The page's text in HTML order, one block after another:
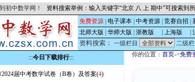
初中数学网！ 资料搜索举例：输入关键字“北京 八 上 期中”可搜索到
免费资源 电子课本 中考资源 竞赛自招
北师大版
华师大版 浙教版 上海版
资料搜索： 一级栏目 二级栏
:::今日下载排行:::
届中考数学试卷（B卷）及答案(4)
你的位置： 首页->免费